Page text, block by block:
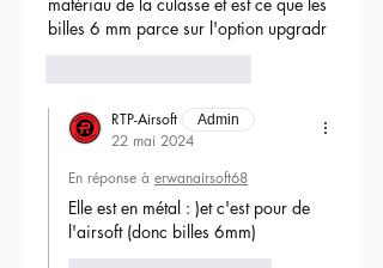
billes 6 mm parce sur l'option upgradr
RTP-Airsoft Admin
22 mai 2024
En réponse à erwanairsoft68
Elle est en métal : )et c'est pour de
l'airsoft (donc billes 6mm)